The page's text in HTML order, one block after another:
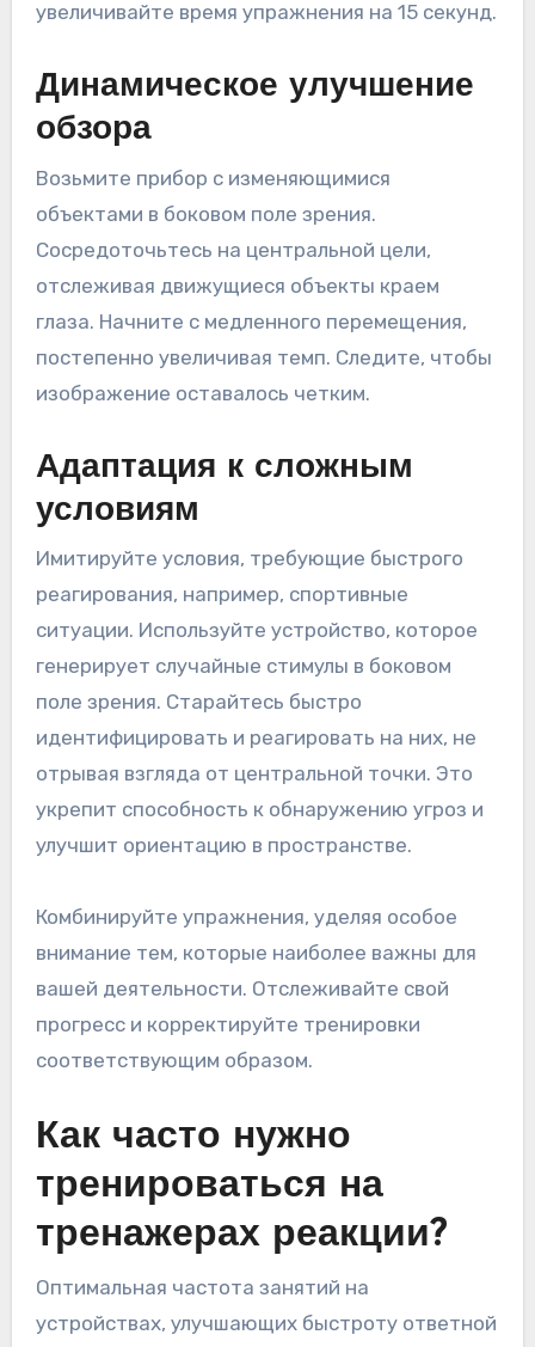
увеличивайте время упражнения на 15 секунд.
Динамическое улучшение
обзора
Возьмите прибор с изменяющимися
объектами в боковом поле зрения.
Сосредоточьтесь на центральной цели,
отслеживая движущиеся объекты краем
глаза. Начните с медленного перемещения,
постепенно увеличивая темп. Следите, чтобы
изображение оставалось четким.
Адаптация к сложным
условиям
Имитируйте условия, требующие быстрого
реагирования, например, спортивные
ситуации. Используйте устройство, которое
генерирует случайные стимулы в боковом
поле зрения. Старайтесь быстро
идентифицировать и реагировать на них, не
отрывая взгляда от центральной точки. Это
укрепит способность к обнаружению угроз и
улучшит ориентацию в пространстве.
Комбинируйте упражнения, уделяя особое
внимание тем, которые наиболее важны для
вашей деятельности. Отслеживайте свой
прогресс и корректируйте тренировки
соответствующим образом.
Как часто нужно
тренироваться на
тренажерах реакции?
Оптимальная частота занятий на
устройствах, улучшающих быстроту ответной